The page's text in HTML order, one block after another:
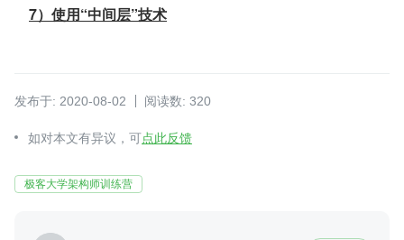
7）使用“中间层”技术
发布于: 2020-08-02 阅读数: 320
如对本文有异议，可点此反馈
极客大学架构师训练营